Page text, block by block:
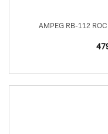
AMPEG RB-112